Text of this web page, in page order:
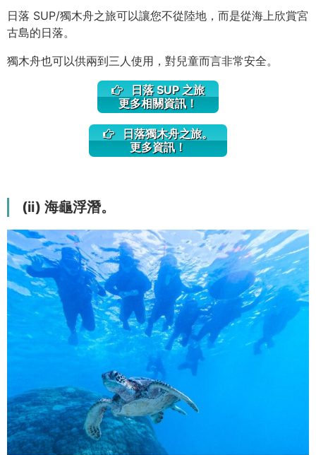
日落 SUP/獨木舟之旅可以讓您不從陸地，而是從海上欣賞宮
古島的日落。
獨木舟也可以供兩到三人使用，對兒童而言非常安全。
日落 SUP 之旅
更多相關資訊！
日落獨木舟之旅。
更多資訊！
(ii) 海龜浮潛。